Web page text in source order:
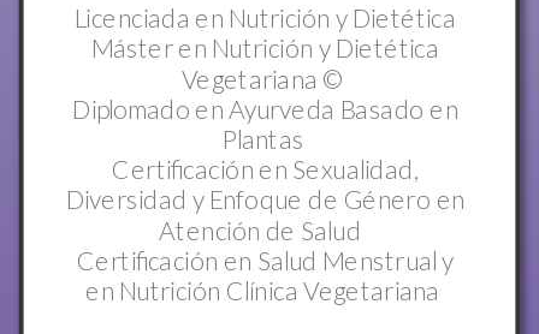
Licenciada en Nutrición y Dietética
Máster en Nutrición y Dietética
Vegetariana ©
Diplomado en Ayurveda Basado en
Plantas
Certificación en Sexualidad,
Diversidad y Enfoque de Género en
Atención de Salud
Certificación en Salud Menstrual y
en Nutrición Clínica Vegetariana